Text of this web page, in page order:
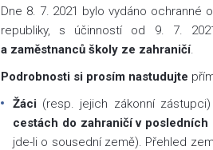
Dne 8. 7. 2021 bylo vydáno ochranné
republiky, s účinností od 9. 7.
a zaměstnanců školy ze zahraničí.
Podrobnosti si prosím nastudujte
Žáci (resp. jejich zákonní
cestách do zahraničí v
jde-li o sousední země). Přehled